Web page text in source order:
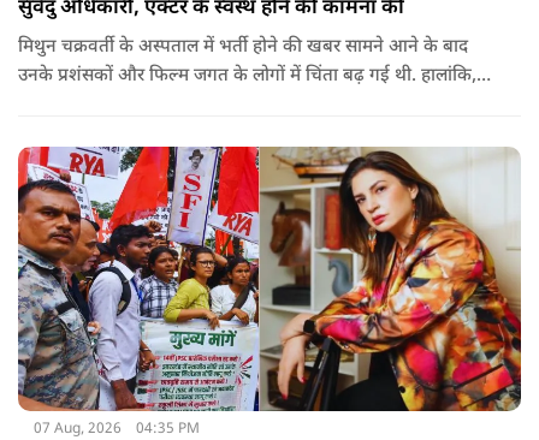
सुवेंदु अधिकारी, एक्टर के स्वस्थ होने की कामना की
मिथुन चक्रवर्ती के अस्पताल में भर्ती होने की खबर सामने आने के बाद
उनके प्रशंसकों और फिल्म जगत के लोगों में चिंता बढ़ गई थी. हालांकि,
07 Aug, 2026 04:35 PM